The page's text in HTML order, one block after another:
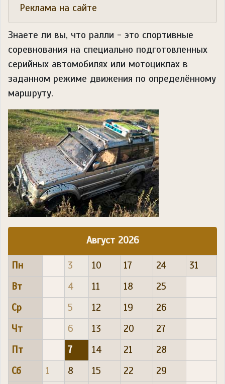
Реклама на сайте
Знаете ли вы, что ралли - это спортивные
соревнования на специально подготовленных
серийных автомобилях или мотоциклах в
заданном режиме движения по определённому
маршруту.
Август 2026
Пн 3 10 17 24
31
Вт
4 11 18
25
Ср
5 12 19
26
Чт
6 13 20
27
Пт
7 14 21
28
Сб
1 8 15 22
29